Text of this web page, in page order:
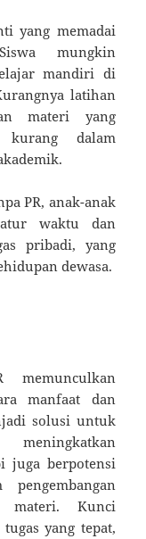
yang memadai
mungkin
mandiri di
latihan
materi yang
dalam
PR, anak-anak
waktu dan
pribadi, yang
dewasa.
memunculkan
manfaat dan
solusi untuk
juga berpotensi
materi. Kunci
yang tepat,